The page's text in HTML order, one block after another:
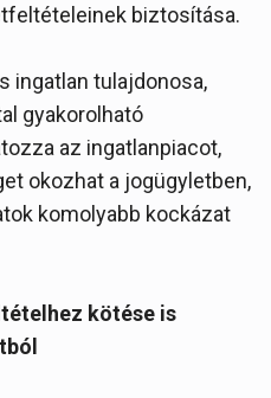
biztosítása.
ingatlan tulajdonosa,
gyakorolható
az ingatlanpiacot,
okozhat a jogügyletben,
komolyabb kockázat
kötése is